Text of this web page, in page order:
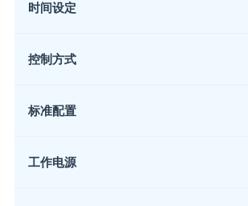
时间设定
控制方式
标准配置
工作电源